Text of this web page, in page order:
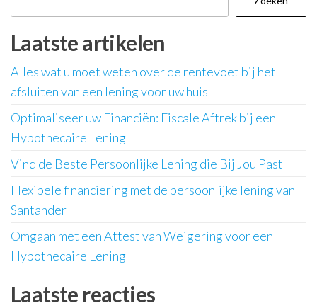
Laatste artikelen
Alles wat u moet weten over de rentevoet bij het
afsluiten van een lening voor uw huis
Optimaliseer uw Financiën: Fiscale Aftrek bij een
Hypothecaire Lening
Vind de Beste Persoonlijke Lening die Bij Jou Past
Flexibele financiering met de persoonlijke lening van
Santander
Omgaan met een Attest van Weigering voor een
Hypothecaire Lening
Laatste reacties